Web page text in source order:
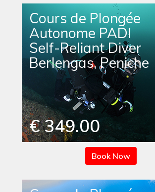
Cours de Plongée
Autonome PADI
Self-Reliant Diver
Berlengas, Peniche
€ 349.00
Book Now